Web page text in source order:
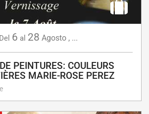
Del 6 al 28 Agosto, ...
PEINTURES: COULEURS
MARIE-ROSE PEREZ